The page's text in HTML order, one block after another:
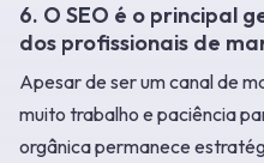
6. O SEO é o principal
dos profissionais de
Apesar de ser um canal de
muito trabalho e paciência
orgânica permanece